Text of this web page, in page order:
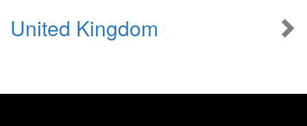
United Kingdom